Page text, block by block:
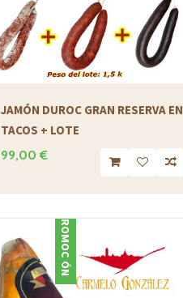
JAMÓN DUROC GRAN RESERVA EN
TACOS + LOTE
99,00 €
PROMOCIÓN